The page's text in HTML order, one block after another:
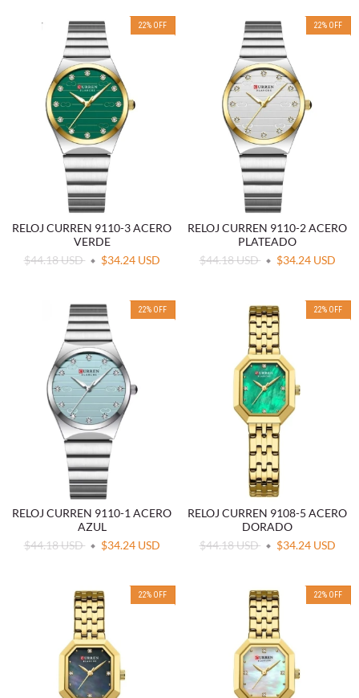
22% OFF
RELOJ CURREN 9110-3 ACERO
VERDE
$44.18 USD
$34.24 USD
22% OFF
RELOJ CURREN 9110-2 ACERO
PLATEADO
$44.18 USD
$34.24 USD
22% OFF
RELOJ CURREN 9110-1 ACERO
AZUL
$44.18 USD
$34.24 USD
22% OFF
RELOJ CURREN 9108-5 ACERO
DORADO
$44.18 USD
$34.24 USD
22% OFF 22% OFF